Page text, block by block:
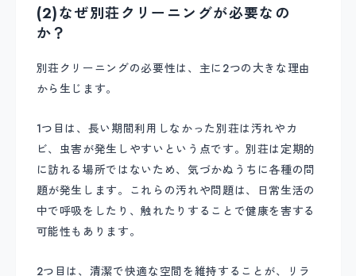
(2)なぜ別荘クリーニングが必要なの
か？
別荘クリーニングの必要性は、主に2つの大きな理由
から生じます。
1つ目は、長い期間利用しなかった別荘は汚れやカ
ビ、虫害が発生しやすいという点です。別荘は定期的
に訪れる場所ではないため、気づかぬうちに各種の問
題が発生します。これらの汚れや問題は、日常生活の
中で呼吸をしたり、触れたりすることで健康を害する
可能性もあります。
2つ目は、清潔で快適な空間を維持することが、リラ